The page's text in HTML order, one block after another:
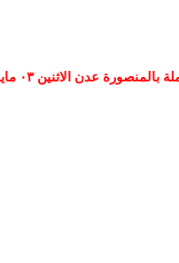
عدن الاثنين ٠٣ مايو/آيار ٢٠٢١